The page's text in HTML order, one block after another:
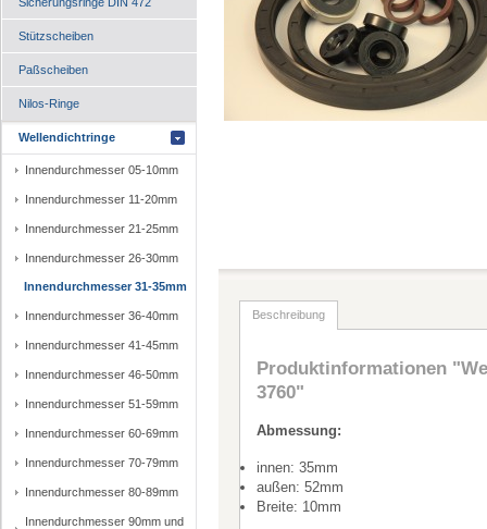
Stützscheiben
Paßscheiben
Nilos-Ringe
Wellendichtringe
Innendurchmesser 05-10mm
Innendurchmesser 11-20mm
Innendurchmesser 21-25mm
Innendurchmesser 26-30mm
Innendurchmesser 31-35mm
Innendurchmesser 36-40mm
Innendurchmesser 41-45mm
Innendurchmesser 46-50mm
Innendurchmesser 51-59mm
Innendurchmesser 60-69mm
Innendurchmesser 70-79mm
Innendurchmesser 80-89mm
Innendurchmesser 90mm und
Beschreibung
Produktinformationen
3760"
Abmessung:
innen: 35mm
außen: 52mm
Breite: 10mm